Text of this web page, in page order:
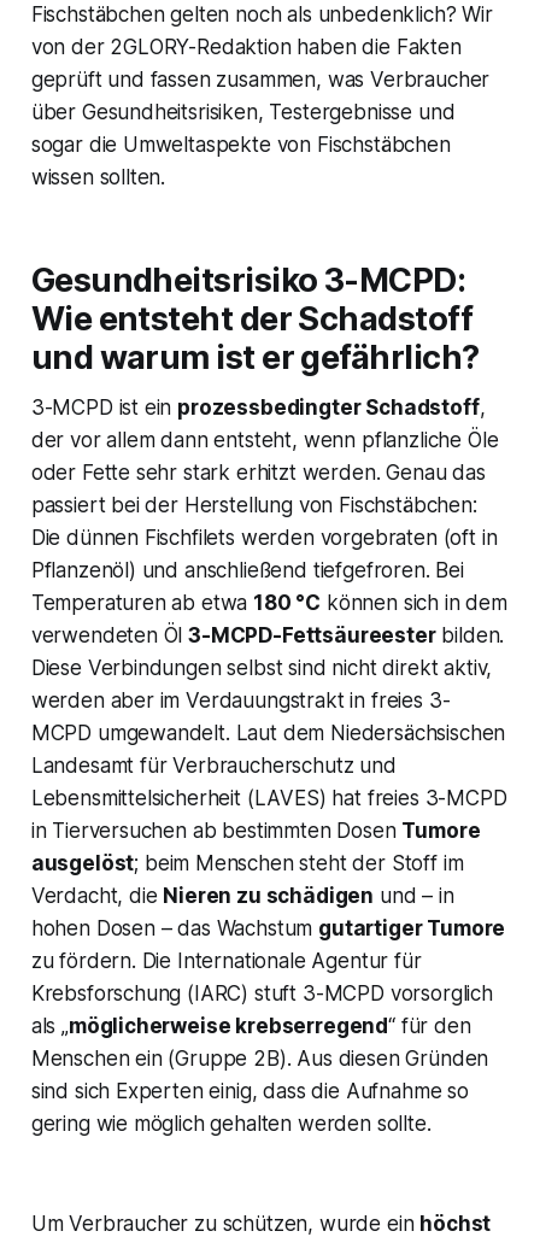
Fischstäbchen gelten noch als unbedenklich? Wir
von der 2GLORY-Redaktion haben die Fakten
geprüft und fassen zusammen, was Verbraucher
über Gesundheitsrisiken, Testergebnisse und
sogar die Umweltaspekte von Fischstäbchen
wissen sollten.
Gesundheitsrisiko 3-MCPD:
Wie entsteht der Schadstoff
und warum ist er gefährlich?
3-MCPD ist ein prozessbedingter Schadstoff,
der vor allem dann entsteht, wenn pflanzliche Öle
oder Fette sehr stark erhitzt werden​. Genau das
passiert bei der Herstellung von Fischstäbchen:
Die dünnen Fischfilets werden vorgebraten (oft in
Pflanzenöl) und anschließend tiefgefroren. Bei
Temperaturen ab etwa 180 °C können sich in dem
verwendeten Öl3-MCPD-Fettsäureesterbilden​.
Diese Verbindungen selbst sind nicht direkt aktiv,
werden aber im Verdauungstrakt in freies 3-
MCPD umgewandelt. Laut dem Niedersächsischen
Landesamt für Verbraucherschutz und
Lebensmittelsicherheit (LAVES) hat freies 3-MCPD
in Tierversuchen ab bestimmten Dosen Tumore
ausgelöst; beim Menschen steht der Stoff im
Verdacht, die Nieren zu schädigen und – in
hohen Dosen – das Wachstum gutartiger Tumore
zu fördern​. Die Internationale Agentur für
Krebsforschung (IARC) stuft 3-MCPD vorsorglich
als „möglicherweise krebserregend“ für den
Menschen ein (Gruppe 2B)​. Aus diesen Gründen
sind sich Experten einig, dass die Aufnahme so
gering wie möglich gehalten werden sollte​.
Um Verbraucher zu schützen, wurde ein höchst